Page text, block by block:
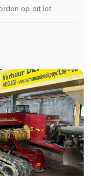
op dit lot